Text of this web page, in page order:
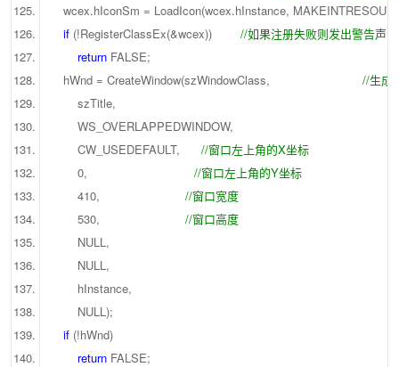
wcex.hIconSm = LoadIcon(wcex.hInstance,
if (!RegisterClassEx(&wcex))//如果注册失败则发出警告声音
return FALSE;
hWnd = CreateWindow(szWindowClass,//生成
szTitle,
WS_OVERLAPPEDWINDOW,
CW_USEDEFAULT,//窗口左上角的X坐标
0,//窗口左上角的Y坐标
410,//窗口宽度
530,//窗口高度
NULL,
NULL,
hInstance,
NULL);
if (!hWnd)
return FALSE;